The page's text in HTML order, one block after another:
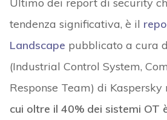
tendenza significativa, è il
Landscape pubblicato a cura
(Industrial Control System,
Response Team) di Kaspersky
cui oltre il 40% dei sistemi OT